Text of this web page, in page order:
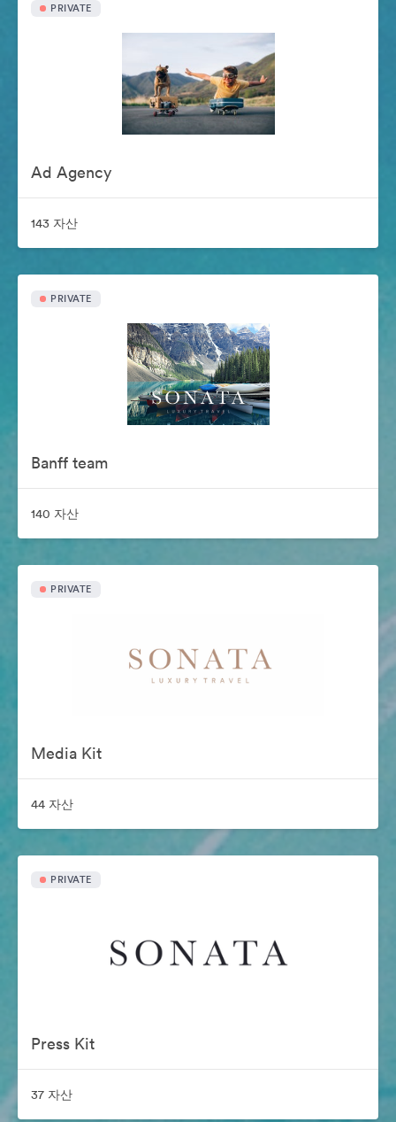
PRIVATE
Ad Agency
143 자산
PRIVATE
Banff team
140 자산
PRIVATE
Media Kit
44 자산
PRIVATE
Press Kit
37 자산